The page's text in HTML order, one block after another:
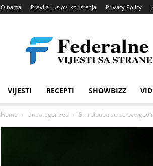
O nama Pravila i uslovi korištenja Privacy Policy
vijesti
VIJESTI RECEPTI SHOWBIZZ
Home Uncategorized Smrdibube su se ove